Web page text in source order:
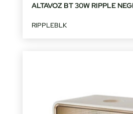
ALTAVOZ BT 30W RIPPLE
RIPPLEBLK